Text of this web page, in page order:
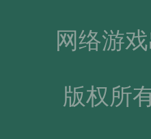
网络游
版权所